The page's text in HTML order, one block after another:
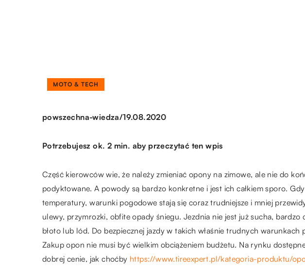
MOTO & TECH
powszechna-wiedza/19.08.2020
Potrzebujesz ok. 2 min. aby przeczytać ten wpis
Część kierowców wie, że należy zmieniać opony na zimowe, ale nie do
podyktowane. A powody są bardzo konkretne i jest ich całkiem sporo.
temperatury, warunki pogodowe stają się coraz trudniejsze i mniej
ulewy, przymrozki, obfite opady śniegu. Jezdnia nie jest już sucha, bardzo
błoto lub lód. Do bezpiecznej jazdy w takich właśnie trudnych warunkach
Zakup opon nie musi być wielkim obciążeniem budżetu. Na rynku
dobrej cenie, jak choćby https://www.tireexpert.pl/kategoria-produktu/